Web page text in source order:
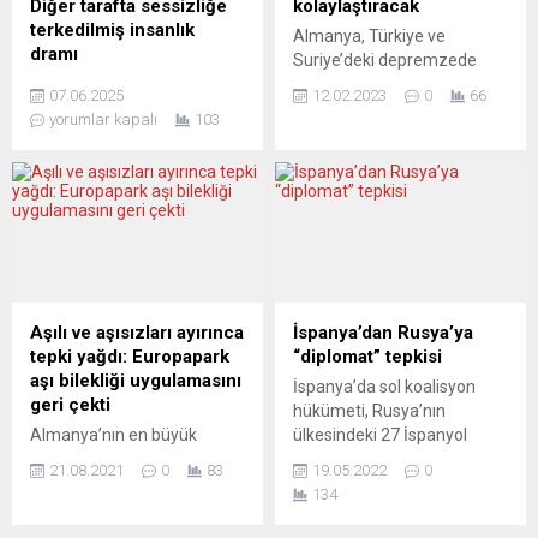
katledilerek toplu...
Diğer tarafta sessizliğe
terkedilmiş insanlık
dramı
noktasına doğru
sürükleniyor. Rusya’nın
NATO savunma doktrininde
tarihi bir kırılma yaşanıyor.
kapasite hedeflerinde
uzlaştı. ABD artık sadece
yüzde 2 değil, gayrisafi
yurtiçi hasılanın yüzde 5’ine
denk gelen bir savunma
bütçesi talep...
07.06.2025
yorumlar kapalı
103
kolaylaştıracak
Almanya, Türkiye ve
Suriye’deki depremzede
ülkeye getirmek isteyenler
Depremzedelere verilecek
vize üç ay geçerli olacak.
ülkede depremzede
yakınları olanlar için vize
kolaylığı hazırlığında olduğu
açıklandı. Dışişleri Bakanı
Annalena Baerbock...
12.02.2023 0 66
Aşılı ve aşısızları ayırınca
tepki yağdı: Europapark
aşı bilekliği uygulamasını
geri çekti
Almanya’nın en büyük
ziyaretçileri aşılanmış,
21.08.2021 0 83
İspanya’dan Rusya’ya
“diplomat” tepkisi
İspanya’da sol koalisyon
hükümeti, Rusya’nın
ülkesindeki 27 İspanyol
kararına tepki gösterdi.
Hükümet adına Dışişleri
19.05.2022
0
134